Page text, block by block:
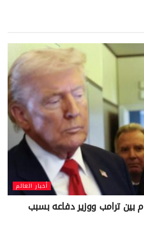
أخبار العالم
ترامب ووزير دفاعه بسبب